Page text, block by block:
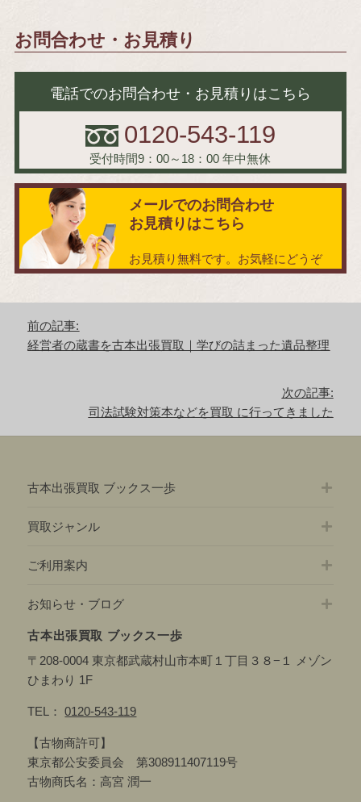
お問合わせ・お見積り
電話でのお問合わせ・お見積りはこちら
0120-543-119
受付時間9：00～18：00 年中無休
メールでのお問合わせ
お見積りはこちら
お見積り無料です。お気軽にどうぞ
前の記事:
前
経営者の蔵書を古本出張買取｜学びの詰まった遺品整理
次の記事:
司法試験対策本などを買取 に行ってきました
古本出張買取 ブックス一歩
買取ジャンル
ご利用案内
お知らせ・ブログ
古本出張買取 ブックス一歩
〒208-0004 東京都武蔵村山市本町１丁目３８−１ メゾン
ひまわり 1F
TEL：0120-543-119
【古物商許可】
東京都公安委員会 第308911407119号
古物商氏名：高宮 潤一